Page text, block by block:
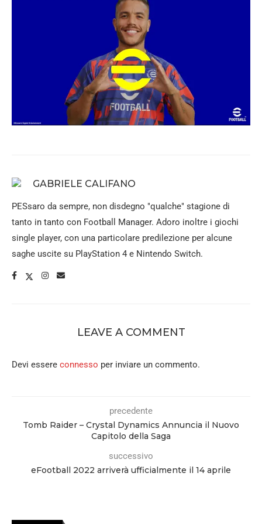
GABRIELE CALIFANO
PESsaro da sempre, non disdegno "qualche" stagione di
tanto in tanto con Football Manager. Adoro inoltre i giochi
single player, con una particolare predilezione per alcune
saghe uscite su PlayStation 4 e Nintendo Switch.
LEAVE A COMMENT
Devi essere connesso per inviare un commento.
precedente
Tomb Raider – Crystal Dynamics Annuncia il Nuovo
Capitolo della Saga
successivo
eFootball 2022 arriverà ufficialmente il 14 aprile